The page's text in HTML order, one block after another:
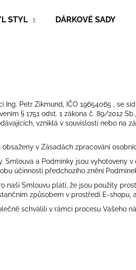
STYL DÁRKOVÉ SADY
Ing. Petr Zikmund, IČO 19654065 se
§ 1751 odst. 1 zákona č. 89/2012
vzniklá v souvislosti nebo na
v Zásadách zpracování
Smlouva a Podmínky jsou
účinnosti předchozího znění
naši Smlouvu platí, že jsou použity
způsobem v prostředí E-shopu,
schválili v rámci procesu Vašeho